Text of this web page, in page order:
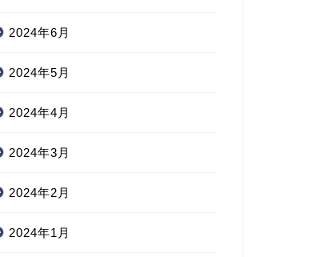
2024年6月
2024年5月
2024年4月
2024年3月
2024年2月
2024年1月